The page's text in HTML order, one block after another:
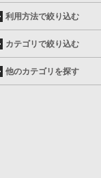
利用方法で絞り込む
カテゴリで絞り込む
他のカテゴリを探す